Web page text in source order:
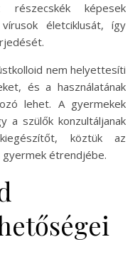
képesek
életciklusát, így
nem helyettesíti
és a használatának
lehet. A gyermekek
a szülők konzultáljanak
köztük az
étrendjébe.